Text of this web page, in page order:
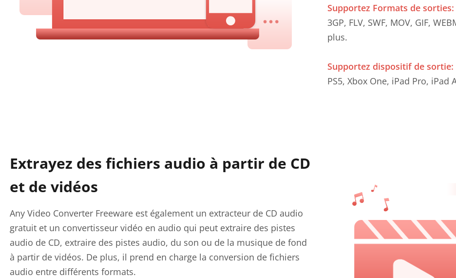
Supportez Formats de sorties:
3GP, FLV, SWF, MOV, GIF,
plus.
Supportez dispositif de sortie:
PS5, Xbox One, iPad Pro,
Extrayez des fichiers audio à partir de CD
et de vidéos
Any Video Converter Freeware est également un extracteur de CD audio
gratuit et un convertisseur vidéo en audio qui peut extraire des pistes
audio de CD, extraire des pistes audio, du son ou de la musique de fond
à partir de vidéos. De plus, il prend en charge la conversion de fichiers
audio entre différents formats.